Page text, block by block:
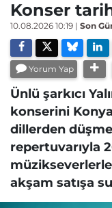
Konser
10.08.2026 10:19 | Son
Yorum Yap
Ünlü şarkıcı
konserini
dillerden
repertuvarıyla
akşam satışa